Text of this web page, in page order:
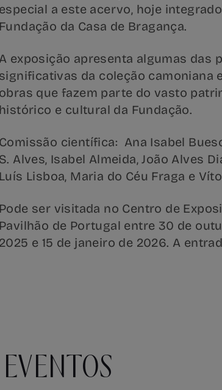
especial a este acervo, hoje
Fundação da Casa de Bragança.
A exposição apresenta algumas das
significativas da coleção camoniana
obras que fazem parte do vasto
histórico e cultural da Fundação.
Comissão científica: Ana Isabel
S. Alves, Isabel Almeida, João Alves
Luís Lisboa, Maria do Céu Fraga e
Pode ser visitada no Centro de
Pavilhão de Portugal entre 30 de
2025 e 15 de janeiro de 2026. A